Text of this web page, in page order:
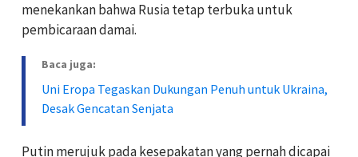
menekankan bahwa Rusia tetap terbuka untuk
pembicaraan damai.
Baca juga:
Uni Eropa Tegaskan Dukungan Penuh untuk Ukraina,
Desak Gencatan Senjata
Putin merujuk pada kesepakatan yang pernah dicapai